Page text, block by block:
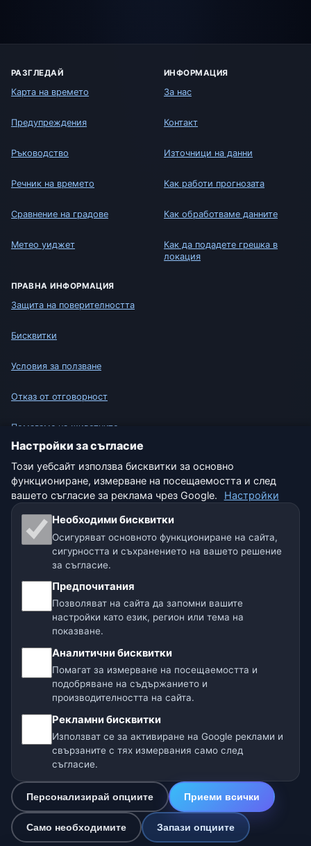
РАЗГЛЕДАЙ
Карта на времето
Предупреждения
Ръководство
Речник на времето
Сравнение на градове
Метео уиджет
ИНФОРМАЦИЯ
За нас
Контакт
Източници на данни
Как работи прогнозата
Как обработваме данните
Как да подадете грешка в
локация
ПРАВНА ИНФОРМАЦИЯ
Защита на поверителността
Бисквитки
Условия за ползване
Отказ от отговорност
Помагаме на животните
Настройки
Нашите метео сайтове:
🇨🇿 Чехия
🇩🇪🇦🇹🇨🇭 Германия / Австрия / Швейцария
🌎 Латинска Америка и Испания
🇮🇳 Южна и Югоизточна Азия
🌍 Международна метео мрежа
Оператор: Spolek Minizoo.cz z.s. | ИН: 21135550 |
info@dnes.online
© 2026 Днес Online · Данни: Open-Meteo (ECMWF, ICON) ·
Настройки за съгласие
Този уебсайт използва бисквитки за основно
функциониране, измерване на посещаемостта и след
вашето съгласие за реклама чрез Google.
Настройки
Необходими бисквитки
Осигуряват основното функциониране на сайта,
сигурността и съхранението на вашето решение
за съгласие.
Предпочитания
Позволяват на сайта да запомни вашите
настройки като език, регион или тема на
показване.
Аналитични бисквитки
Помагат за измерване на посещаемостта и
подобряване на съдържанието и
производителността на сайта.
Рекламни бисквитки
Използват се за активиране на Google реклами и
свързаните с тях измервания само след
съгласие.
Персонализирай опциите Приеми всички
Само необходимите Запази опциите